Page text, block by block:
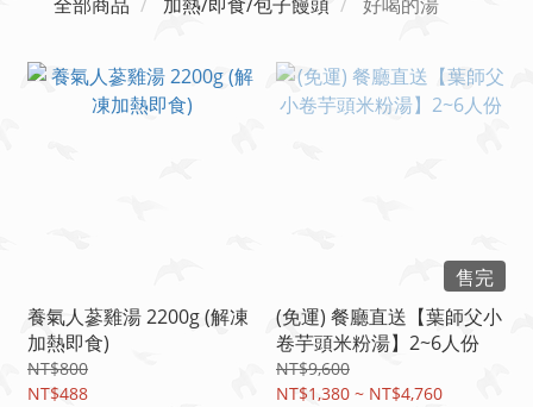
養氣人蔘雞湯 2200g (解凍
加熱即食)
NT$800
NT$488
售完
(免運) 餐廳直送【葉師父小
卷芋頭米粉湯】2~6人份
NT$9,600
NT$1,380 ~ NT$4,760